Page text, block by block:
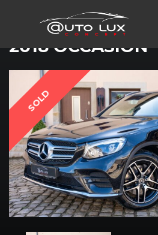
MERCEDES-BENZ GLC 250 D
2018 OCCASION
SOLD